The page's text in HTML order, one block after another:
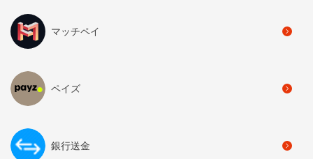
マッチペイ
ペイズ
銀行送金